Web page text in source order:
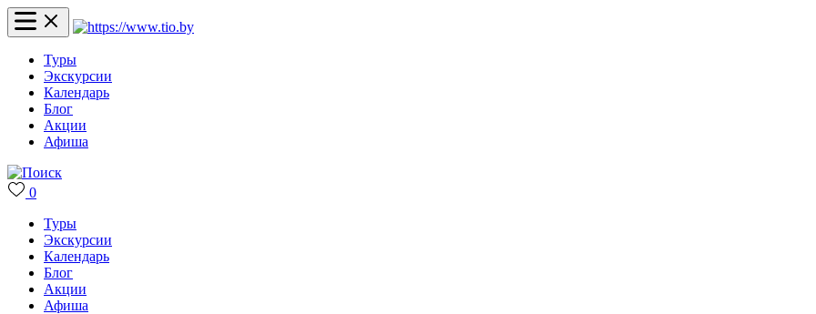
Туры
Экскурсии
Календарь
Блог
Акции
Афиша
0
Туры
Экскурсии
Календарь
Блог
Акции
Афиша